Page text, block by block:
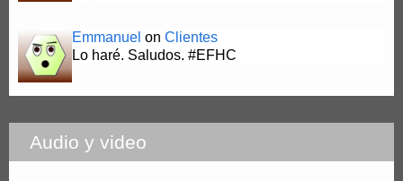
Emmanuel on Clientes
Lo haré. Saludos. #EFHC
Audio y video